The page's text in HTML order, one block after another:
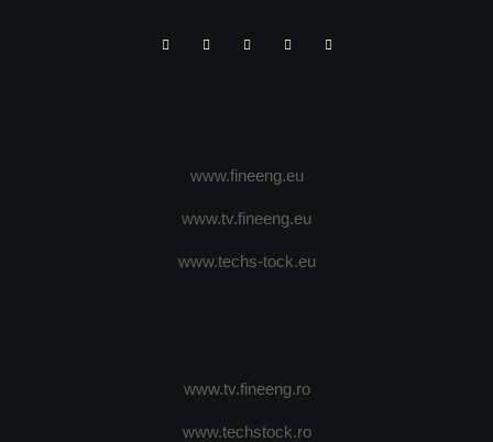
www.fineeng.eu
www.tv.fineeng.eu
www.techs-tock.eu
www.tv.fineeng.ro
www.techstock.ro